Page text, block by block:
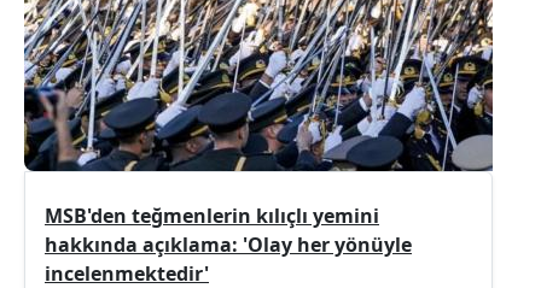
MSB'den teğmenlerin kılıçlı yemini
hakkında açıklama: 'Olay her yönüyle
incelenmektedir'